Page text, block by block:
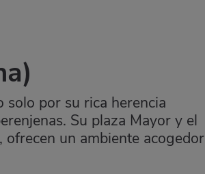
solo por su rica herencia
Su plaza Mayor y el
ofrecen un ambiente acogedor